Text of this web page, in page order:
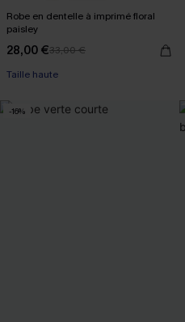
Robe en dentelle à imprimé floral
paisley
28,00 €33,00 €
Taille haute
-16%